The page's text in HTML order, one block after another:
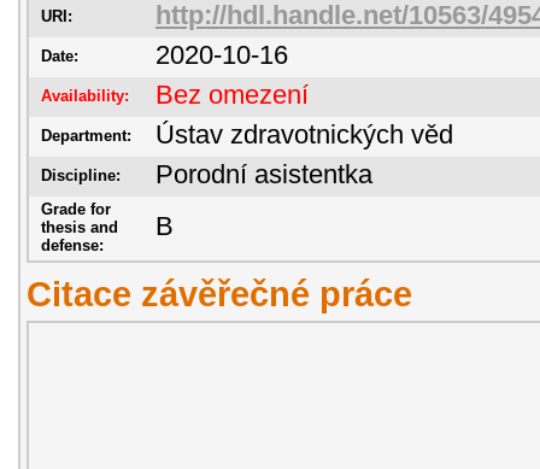
URI: http://hdl.handle.net/10563/
Date: 2020-10-16
Availability: Bez omezení
Department: Ústav zdravotnických věd
Discipline: Porodní asistentka
Grade for
thesis and
defense:
B
Citace závěřečné práce